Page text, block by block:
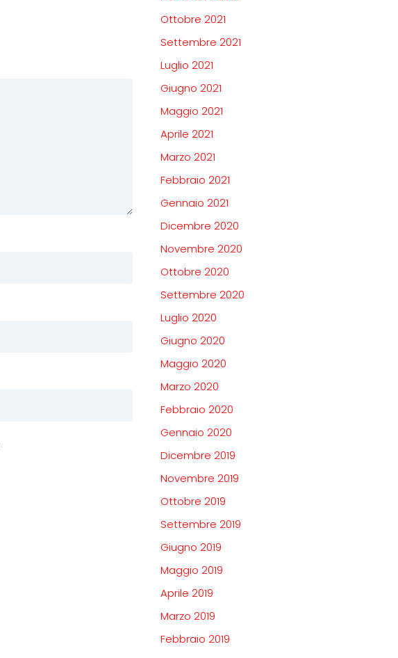
Ottobre 2021
Settembre 2021
Luglio 2021
Giugno 2021
Maggio 2021
Aprile 2021
Marzo 2021
Febbraio 2021
Gennaio 2021
Dicembre 2020
Novembre 2020
Ottobre 2020
Settembre 2020
Luglio 2020
Giugno 2020
Maggio 2020
Marzo 2020
Febbraio 2020
Gennaio 2020
Dicembre 2019
Novembre 2019
Ottobre 2019
Settembre 2019
Giugno 2019
Maggio 2019
Aprile 2019
Marzo 2019
Febbraio 2019